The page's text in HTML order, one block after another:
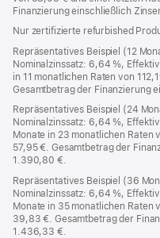
Finanzierung einschließlich
Nur zertifizierte refurbished
Repräsentatives Beispiel (12
Nominalzinssatz: 6,64 %,
in 11 monatlichen Raten von
Gesamtbetrag der Finanzierung
Repräsentatives Beispiel (24
Nominalzinssatz: 6,64 %,
Monate in 23 monatlichen Raten
57,95 €. Gesamtbetrag der
1.390,80 €.
Repräsentatives Beispiel (36
Nominalzinssatz: 6,64 %,
Monate in 35 monatlichen
39,83 €. Gesamtbetrag der
1.436,33 €.